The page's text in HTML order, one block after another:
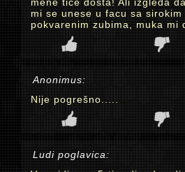
mi se unese u facu sa sirokim
pokvarenim zubima, muka mi
Anonimus:
Nije pogrešno.....
Ludi poglavica: